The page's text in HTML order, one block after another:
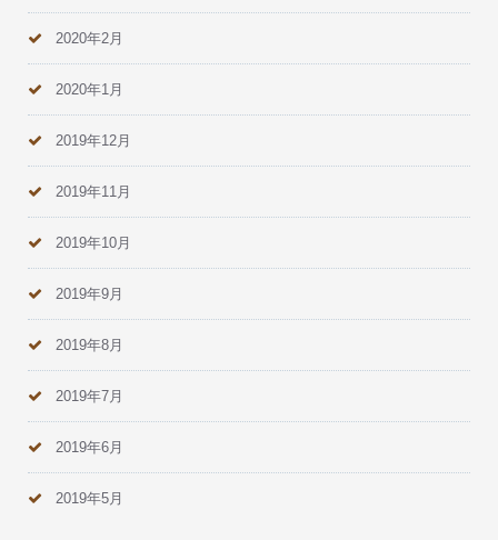
2020年2月
2020年1月
2019年12月
2019年11月
2019年10月
2019年9月
2019年8月
2019年7月
2019年6月
2019年5月